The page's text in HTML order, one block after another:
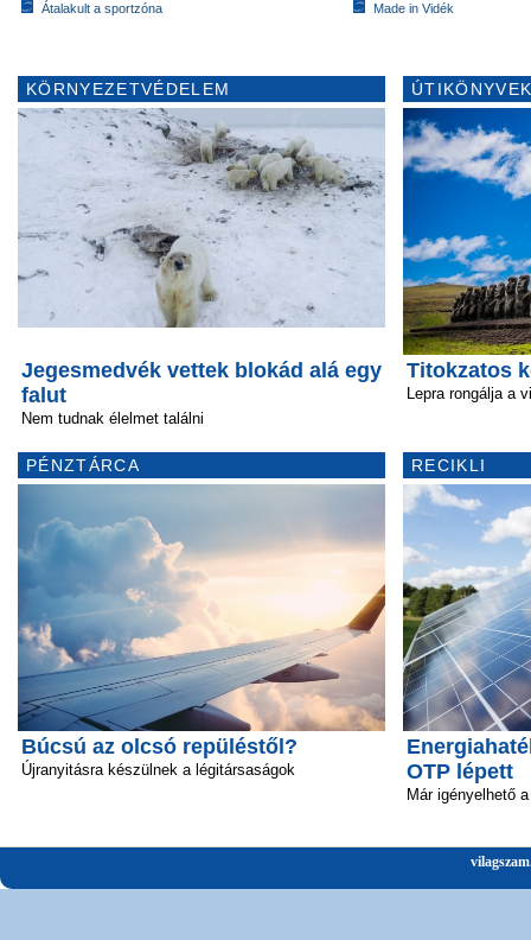
Átalakult a sportzóna
Made in Vidék
KÖRNYEZETVÉDELEM
Jegesmedvék vettek blokád alá egy
falut
Nem tudnak élelmet találni
PÉNZTÁRCA
Búcsú az olcsó repüléstől?
Újranyitásra készülnek a légitársaságok
Titokzatos
Lepra rongálja a
RECIKLI
OTP lépett
Már igényelhető